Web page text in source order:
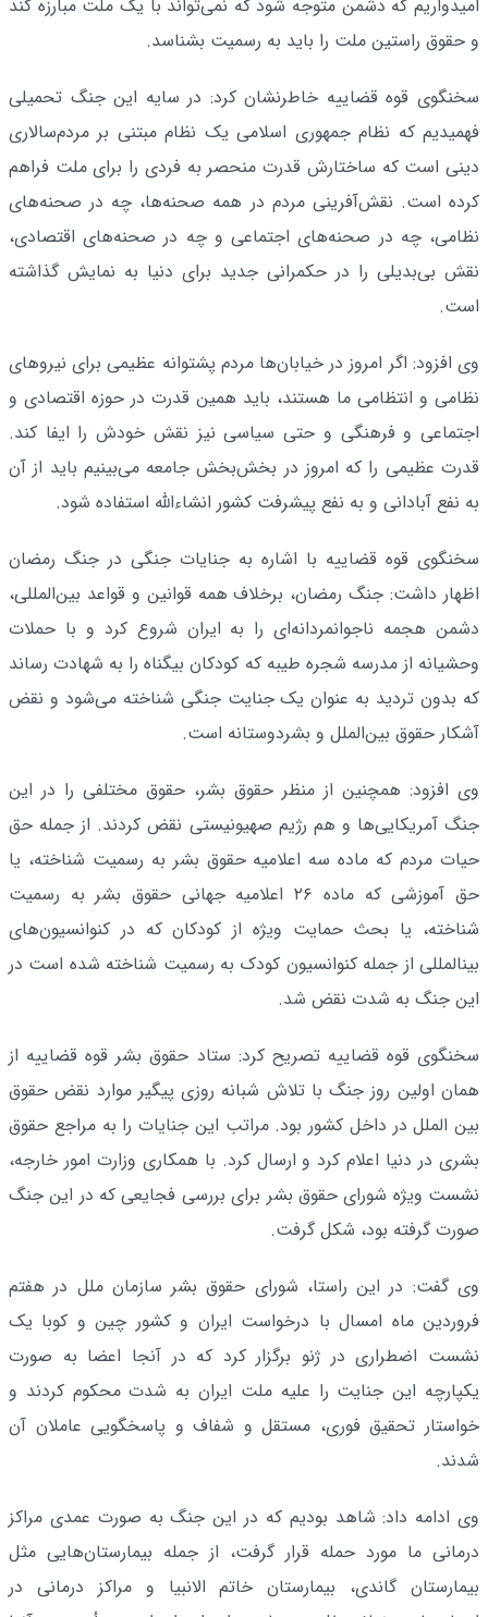
امیدواریم که دشمن متوجه شود که نمی‌تواند با یک ملت مبارزه کند
و حقوق راستین ملت را باید به رسمیت بشناسد.
سخنگوی قوه قضاییه خاطرنشان کرد: در سایه این جنگ تحمیلی
فهمیدیم که نظام جمهوری اسلامی یک نظام مبتنی بر مردم‌سالاری
دینی است که ساختارش قدرت منحصر به فردی را برای ملت فراهم
کرده است. نقش‌آفرینی مردم در همه صحنه‌ها، چه در صحنه‌های
نظامی، چه در صحنه‌های اجتماعی و چه در صحنه‌های اقتصادی،
نقش بی‌بدیلی را در حکمرانی جدید برای دنیا به نمایش گذاشته
است.
وی افزود: اگر امروز در خیابان‌ها مردم پشتوانه عظیمی برای نیروهای
نظامی و انتظامی ما هستند، باید همین قدرت در حوزه اقتصادی و
اجتماعی و فرهنگی و حتی سیاسی نیز نقش خودش را ایفا کند.
قدرت عظیمی را که امروز در بخش‌بخش جامعه می‌بینیم باید از آن
به نفع آبادانی و به نفع پیشرفت کشور انشاءالله استفاده شود.
سخنگوی قوه قضاییه با اشاره به جنایات جنگی در جنگ رمضان
اظهار داشت: جنگ رمضان، برخلاف همه قوانین و قواعد بین‌المللی،
دشمن هجمه ناجوانمردانه‌ای را به ایران شروع کرد و با حملات
وحشیانه از مدرسه شجره طیبه که کودکان بیگناه را به شهادت رساند
که بدون تردید به عنوان یک جنایت جنگی شناخته می‌شود و نقض
آشکار حقوق بین‌الملل و بشردوستانه است.
وی افزود: همچنین از منظر حقوق بشر، حقوق مختلفی را در این
جنگ آمریکایی‌ها و هم رژیم صهیونیستی نقض کردند. از جمله حق
حیات مردم که ماده سه اعلامیه حقوق بشر به رسمیت شناخته، یا
حق آموزشی که ماده ۲۶ اعلامیه جهانی حقوق بشر به رسمیت
شناخته، یا بحث حمایت ویژه از کودکان که در کنوانسیون‌های
بینالمللی از جمله کنوانسیون کودک به رسمیت شناخته شده است در
این جنگ به شدت نقض شد.
سخنگوی قوه قضاییه تصریح کرد: ستاد حقوق بشر قوه قضاییه از
همان اولین روز جنگ با تلاش شبانه روزی پیگیر موارد نقض حقوق
بین الملل در داخل کشور بود. مراتب این جنایات را به مراجع حقوق
بشری در دنیا اعلام کرد و ارسال کرد. با همکاری وزارت امور خارجه،
نشست ویژه شورای حقوق بشر برای بررسی فجایعی که در این جنگ
صورت گرفته بود، شکل گرفت.
وی گفت: در این راستا، شورای حقوق بشر سازمان ملل در هفتم
فروردین ماه امسال با درخواست ایران و کشور چین و کوبا یک
نشست اضطراری در ژنو برگزار کرد که در آنجا اعضا به صورت
یکپارچه این جنایت را علیه ملت ایران به شدت محکوم کردند و
خواستار تحقیق فوری، مستقل و شفاف و پاسخگویی عاملان آن
شدند.
وی ادامه داد: شاهد بودیم که در این جنگ به صورت عمدی مراکز
درمانی ما مورد حمله قرار گرفت، از جمله بیمارستان‌هایی مثل
بیمارستان گاندی، بیمارستان خاتم الانبیا و مراکز درمانی در